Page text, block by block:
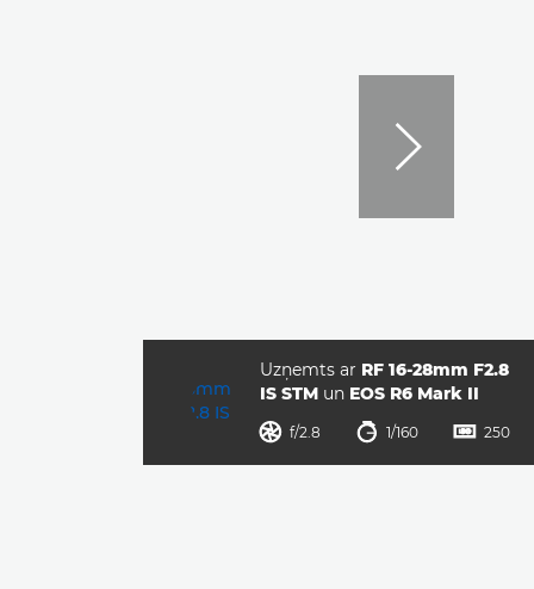
Uzņemts ar RF 16-28mm F2.8
IS STM un EOS R6 Mark II
diafragmas atvērums
 f/2.8 ekspozīcijas laiks
 1/160 ISO
 250